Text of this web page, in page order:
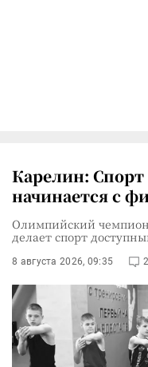
Карелин:
начинается с
Олимпийский
делает спорт
8 августа 2026, 09:35 2